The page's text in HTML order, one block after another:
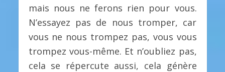
mais nous ne ferons rien pour vous.
N’essayez pas de nous tromper, car
vous ne nous trompez pas, vous vous
trompez vous-même. Et n’oubliez pas,
cela se répercute aussi, cela génère